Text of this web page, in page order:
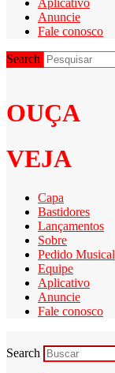
Anuncie
Fale conosco
Search
OUÇA
VEJA
Capa
Bastidores
Lançamentos
Sobre
Pedido Musical
Equipe
Aplicativo
Anuncie
Fale conosco
Search